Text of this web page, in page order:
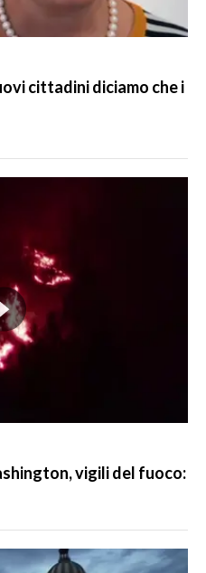
cittadini diciamo che i
vigili del fuoco: